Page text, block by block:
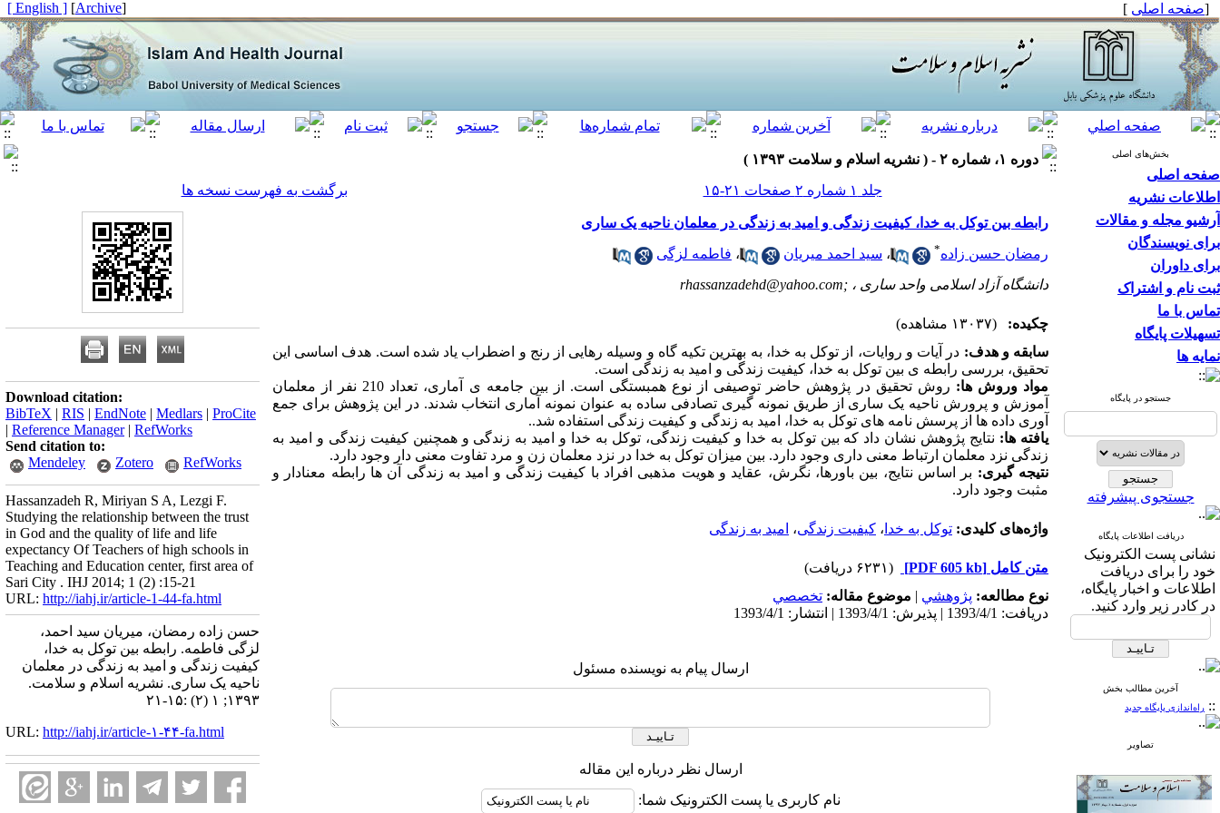
[صفحه اصلی ]
[
Archive
]
[ English ]
بخش‌های اصلی
صفحه اصلی
اطلاعات نشریه
آرشیو مجله و مقالات
برای نویسندگان
برای داوران
ثبت نام و اشتراک
تماس با ما
تسهیلات پایگاه
نمایه ها
جستجو در پایگاه
جستجوی پیشرفته
دریافت اطلاعات پایگاه
نشانی پست الکترونیک
خود را برای دریافت
اطلاعات و اخبار پایگاه،
در کادر زیر وارد کنید.
آخرین مطالب بخش
:: راه‌اندازی پایگاه جدید
تصاویر
دوره ۱، شماره ۲ - ( نشريه اسلام و سلامت ۱۳۹۳ )
جلد ۱ شماره ۲ صفحات ۲۱-۱۵
برگشت به فهرست نسخه ها
رابطه بین توکل به خدا، کیفیت زندگی و امید به زندگی در معلمان ناحیه یک ساری
رمضان حسن زاده* ، سید احمد میریان ، فاطمه لزگی
دانشگاه آزاد اسلامی واحد ساری ، rhassanzadehd@yahoo.com;
چکیده:
(۱۳۰۳۷ مشاهده)
سابقه و هدف: در آیات و روایات، از توکل به خدا، به بهترین تکیه گاه و وسیله رهایی از رنج و اضطراب یاد شده است. هدف اساسی این
تحقیق، بررسی رابطه ی بین توکل به خدا، کیفیت زندگی و امید به زندگی است.
مواد وروش ها:
روش تحقیق در پژوهش حاضر توصیفی از نوع همبستگی است. از بین جامعه ی آماری، تعداد 210 نفر از معلمان
آموزش و پرورش ناحیه یک ساری از طریق نمونه گیری تصادفی ساده به عنوان نمونه آماری انتخاب شدند. در این پژوهش برای جمع
آوری داده ها از پرسش نامه های توکل به خدا، امید به زندگی و کیفیت زندگی استفاده شد..
یافته ها: نتایج پژوهش نشان داد که بین توکل به خدا و کیفیت زندگی، توکل به خدا و امید به زندگی و همچنین کیفیت زندگی و امید به
زندگی نزد معلمان ارتباط معنی داری وجود دارد. بین میزان توکل به خدا در نزد معلمان زن و مرد تفاوت معنی دار وجود دارد.
نتیجه گیری: بر اساس نتایج، بین باورها، نگرش، عقاید و هویت مذهبی افراد با کیفیت زندگی و امید به زندگی آن ها رابطه معنادار و
مثبت وجود دارد.
واژه‌های کلیدی: توکل به خدا ، کیفیت زندگی، امید به زندگی
متن کامل [PDF 605 kb]
(۶۲۳۱ دریافت)
نوع مطالعه: پژوهشي | موضوع مقاله: تخصصي
دریافت: 1393/4/1 | پذیرش: 1393/4/1 | انتشار: 1393/4/1
ارسال پیام به نویسنده مسئول
ارسال نظر درباره این مقاله
نام کاربری یا پست الکترونیک شما:
Download citation:
BibTeX | RIS | EndNote | Medlars | ProCite
| Reference Manager| RefWorks
Send citation to:
Mendeley
Zotero RefWorks
Hassanzadeh R, Miriyan S A, Lezgi F.
Studying the relationship between the trust
in God and the quality of life and life
expectancy Of Teachers of high schools in
Teaching and Education center, first area of
Sari City . IHJ 2014; 1 (2) :15-21
URL: http://iahj.ir/article-1-44-fa.html
حسن زاده رمضان، میریان سید احمد،
لزگی فاطمه. رابطه بین توکل به خدا،
کیفیت زندگی و امید به زندگی در معلمان
ناحیه یک ساری. نشریه اسلام و سلامت.
۱۳۹۳; ۱ (۲) :۱۵-۲۱
URL: http://iahj.ir/article-۱-۴۴-fa.html